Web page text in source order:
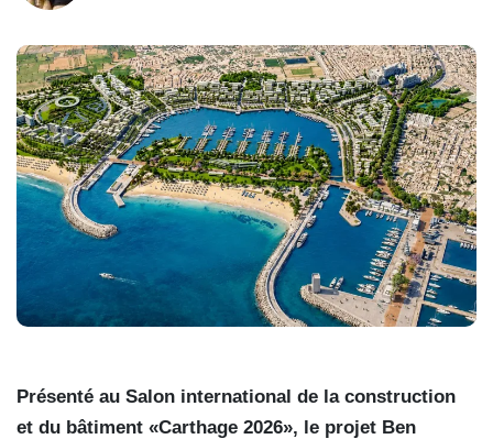
Présenté au Salon international de la construction
et du bâtiment «Carthage 2026», le projet Ben